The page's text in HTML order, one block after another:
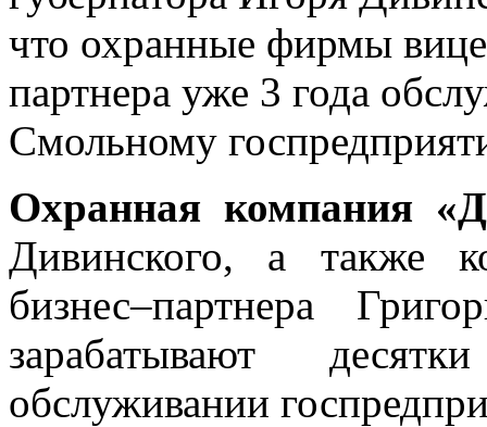
что охранные фирмы
партнера уже 3 года
Смольному
Охранная компания
Дивинского, а также
бизнес–партнера
зарабатывают
обслуживании